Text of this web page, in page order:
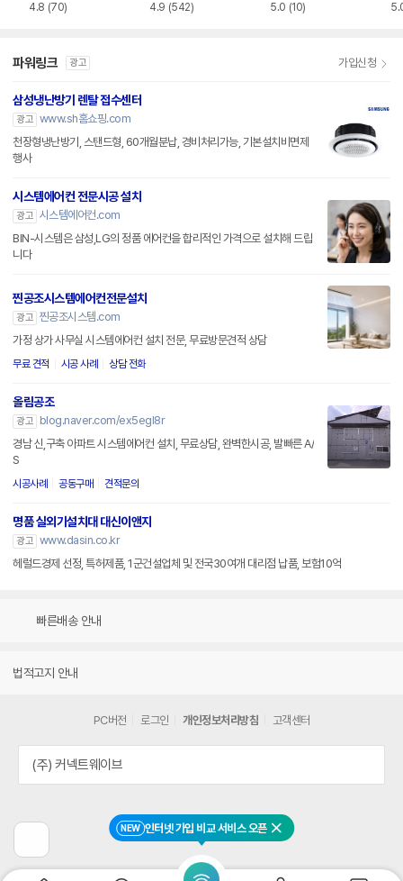
NEW 인터넷 가입 비교 서비스 오픈 닫기
4.8 (70) 4.9 (542) 5.0 (10)
파워링크 광고 가입신청
삼성냉난방기 렌탈 접수센터
광고 www.sh홈쇼핑.com
천장형냉난방기, 스탠드형, 60개월분납, 경비처리가능, 기본설치비면제
행사
시스템에어컨 전문시공 설치
광고 시스템에어컨.com
BIN-시스템은 삼성,LG의 정품 에어컨을 합리적인 가격으로 설치해 드립
니다
찐공조시스템에어컨전문설치
광고 찐공조시스템.com
가정 상가 사무실 시스템에어컨 설치 전문, 무료방문견적 상담
무료 견적 시공 사례 상담 전화
올림공조
광고
blog.naver.com/ex5egl8r
경남 신,구축 아파트 시스템에어컨 설치, 무료상담, 완벽한시공, 발빠른 A/
S
시공사례 공동구매 견적문의
명품 실외기설치대 대신이앤지
광고 www.dasin.co.kr
헤럴드경제 선정, 특허제품, 1군건설업체 및 전국30여개 대리점 납품, 보험10억
빠른배송 안내
법적고지 안내
전
페
PC버전 로그인 개인정보처리방침 고객센터
(주) 커넥트웨이브